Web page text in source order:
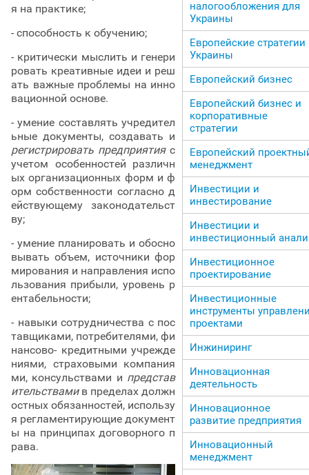
я на практике;
- способность к обучению;
- критически мыслить и генери
ровать креативные идеи и реш
ать важные проблемы на инно
вационной основе.
- умение составлять учредител
ьные документы, создавать и
регистрировать предприятияс
учетом особенностей различн
ых организационных форм и ф
орм собственности согласно д
ействующему законодательст
ву;
- умение планировать и обосно
вывать объем, источники фор
мирования и направления испо
льзования прибыли, уровень р
ентабельности;
- навыки сотрудничества с пос
тавщиками, потребителями, фи
нансово- кредитными учрежде
ниями, страховыми компания
ми, консульствами и представ
ительствамив пределах должн
остных обязанностей, использу
я регламентирующие документ
ы на принципах договорного п
рава.
налогообложения для
Украины
Европейские стратегии
Украины
Европейский бизнес
Европейский бизнес и
корпоративные
стратегии
Европейский
менеджмент
Инвестиции и
инвестирование
Инвестиции и
инвестиционный
Инвестиционное
проектирование
Инвестиционные
инструменты
проектами
Инжиниринг
Инновационная
деятельность
Инновационное
развитие предприятия
Инновационный
менеджмент